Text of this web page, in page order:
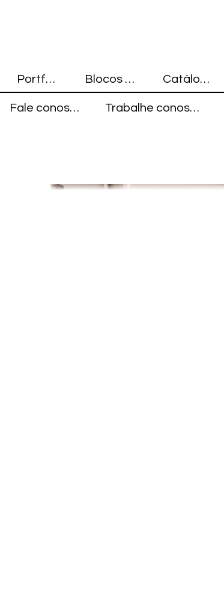
Portfólio Blocos 3D Catálogo
Fale conosco Trabalhe conosco